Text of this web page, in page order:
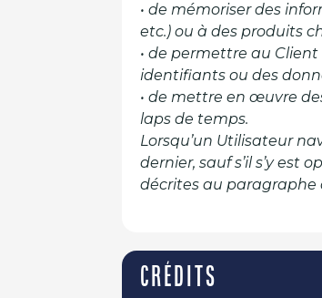
• de mémoriser des
etc.) ou à des produits
• de permettre au
identifiants ou des
• de mettre en œuvre
laps de temps.
Lorsqu’un Utilisateur
dernier, sauf s’il s’y
décrites au paragraphe
CRÉDITS